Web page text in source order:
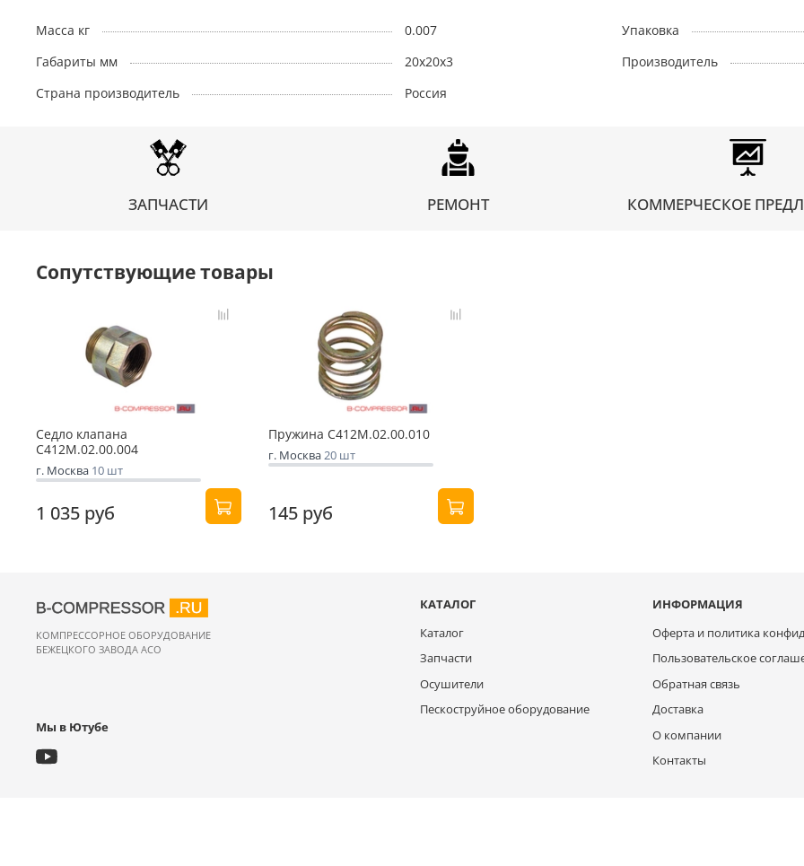
Масса кг 0.007 Упаковка
Габариты мм
20х20х3 Производитель
Страна производитель
Россия
ЗАПЧАСТИ РЕМОНТ КОММЕРЧЕСКОЕ
Сопутствующие товары
Седло клапана
С412М.02.00.004
г. Москва 10 шт
1 035 руб
Пружина С412М.02.00.010
г. Москва20 шт
145 руб
КАТАЛОГ
Каталог
Запчасти
Осушители
Пескоструйное оборудование
ИНФОРМАЦИЯ
Оферта и политика
Пользовательское
Обратная связь
Доставка
О компании
Контакты
КОМПРЕССОРНОЕ ОБОРУДОВАНИЕ
БЕЖЕЦКОГО ЗАВОДА АСО
Мы в Ютубе